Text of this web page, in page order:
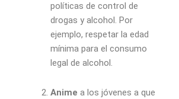
políticas de control de
drogas y alcohol. Por
ejemplo, respetar la edad
mínima para el consumo
legal de alcohol.
Anime a los jóvenes a que